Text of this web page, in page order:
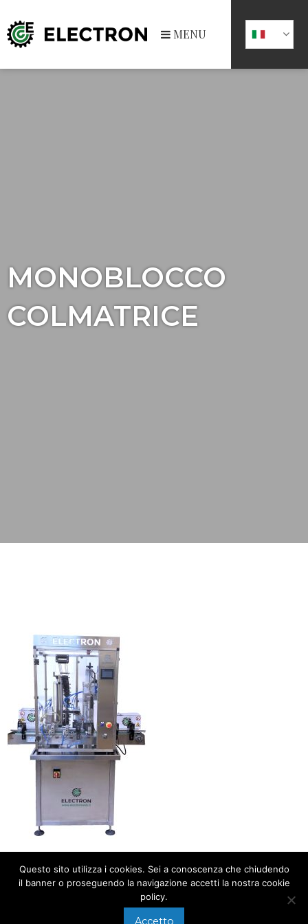
MENU
MONOBLOCCO
COLMATRICE
Questo sito utilizza i cookies. Sei a conoscenza che chiudendo
il banner o proseguendo la navigazione accetti la nostra cookie
policy.
Accetto